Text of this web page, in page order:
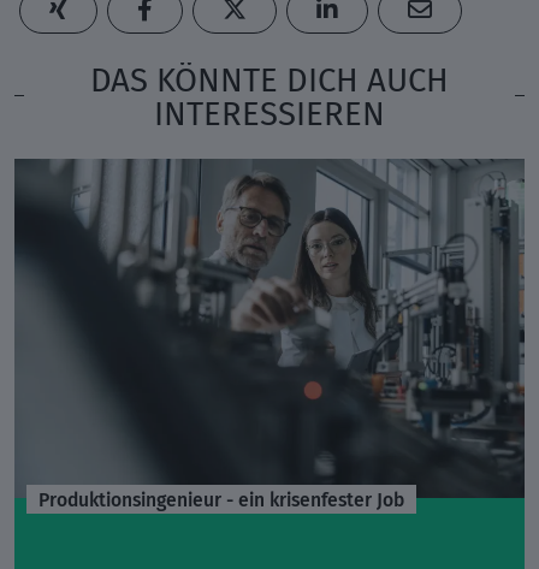
DAS KÖNNTE DICH AUCH
INTERESSIEREN
Produktionsingenieur - ein krisenfester Job